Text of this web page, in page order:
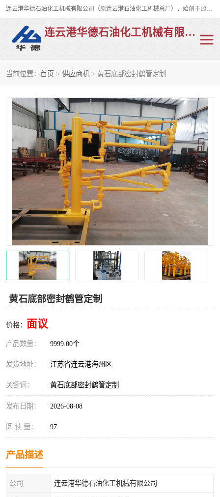
连云港华德石油化工机械有限公司（原连云港石油化工机械总厂），始创于1982年，是从事码头船用流体装卸臂、陆用流体装卸臂（鹤管）、活动梯、钢构平台、定量装车系统等全系列流体装卸设备的设计、制造、销售以及服务的专业供应商。
连云港华德石油化工机械有限公司
当前位置： 首页 > 供应商机 > 黄石底部密封鹤管定制
黄石底部密封鹤管定制
价格： 面议
产品数量： 9999.00个
发货地址： 江苏省连云港海州区
关键词： 黄石底部密封鹤管定制
发布日期： 2026-08-08
阅 读 量： 97
产品描述
公司 连云港华德石油化工机械有限公司
液氨鹤管 液氯鹤管
LNG鹤管 活动梯
平台栈桥 卸车鹤管
装车鹤管 输油臂
紧急脱离干式接头
汽车鹤管 顶部鹤管
底部鹤管 低温鹤管
浮动出油装置 鹤管
车臂